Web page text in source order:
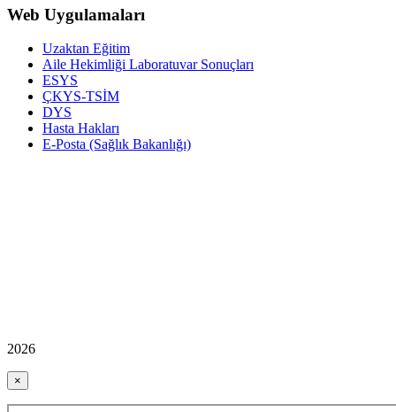
Web Uygulamaları
Uzaktan Eğitim
Aile Hekimliği Laboratuvar Sonuçları
ESYS
ÇKYS-TSİM
DYS
Hasta Hakları
E-Posta (Sağlık Bakanlığı)
2026
×